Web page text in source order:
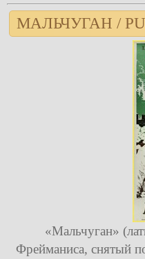
МАЛЬЧУГАН /
«Мальчуган»
Фрейманиса, снятый